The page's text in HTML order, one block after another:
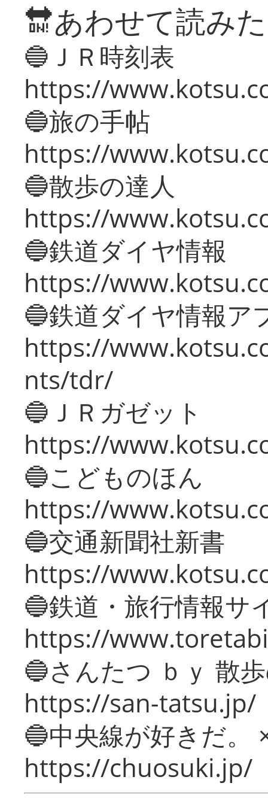
🔛あわせて読み
🔵ＪＲ時刻表
https://
🔵旅の手帖
https://
🔵散歩の達人
https://
🔵鉄道ダイヤ情報
https://
🔵鉄道ダイヤ情報ア
https://
nts/tdr/
🔵ＪＲガゼット
https://
🔵こどものほん
https://
🔵交通新聞社新書
https://
🔵鉄道・旅行情報サ
https://
🔵さんたつ ｂｙ 散
https://san-tatsu.jp/
🔵中央線が好きだ。
https://chuosuki.jp/